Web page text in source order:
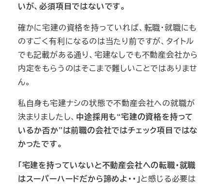
いが、必須項目ではないです。
確かに宅建の資格を持っていれば、転職・就職にも
のすごく有利になるのは当たり前ですが、タイトル
でも記載がある通り、宅建なしでも不動産会社から
内定をもらうのはそこまで難しいことではありませ
ん。
私自身も宅建ナシの状態で不動産会社への就職が
決まりましたし、 中途採用も“宅建の資格を持って
いるか否か”は前職の会社ではチェック項目ではな
かったです。
「宅建を持っていないと不動産会社への転職・就職
はスーパーハードだから諦めよ・・」と感じる必要は